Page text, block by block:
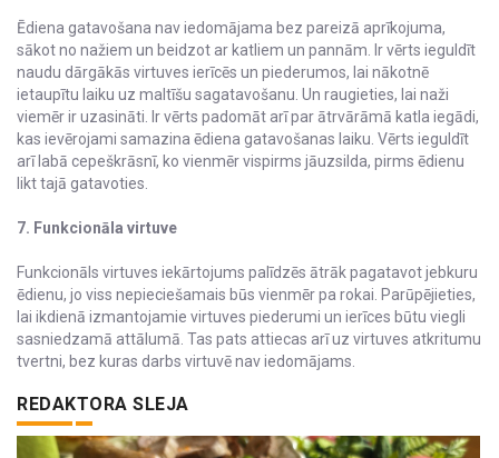
Ēdiena gatavošana nav iedomājama bez pareizā aprīkojuma,
sākot no nažiem un beidzot ar katliem un pannām. Ir vērts ieguldīt
naudu dārgākās virtuves ierīcēs un piederumos, lai nākotnē
ietaupītu laiku uz maltīšu sagatavošanu. Un raugieties, lai naži
viemēr ir uzasināti. Ir vērts padomāt arī par ātrvārāmā katla iegādi,
kas ievērojami samazina ēdiena gatavošanas laiku. Vērts ieguldīt
arī labā cepeškrāsnī, ko vienmēr vispirms jāuzsilda, pirms ēdienu
likt tajā gatavoties.
7. Funkcionāla virtuve
Funkcionāls virtuves iekārtojums palīdzēs ātrāk pagatavot jebkuru
ēdienu, jo viss nepieciešamais būs vienmēr pa rokai. Parūpējieties,
lai ikdienā izmantojamie virtuves piederumi un ierīces būtu viegli
sasniedzamā attālumā. Tas pats attiecas arī uz virtuves atkritumu
tvertni, bez kuras darbs virtuvē nav iedomājams.
REDAKTORA SLEJA